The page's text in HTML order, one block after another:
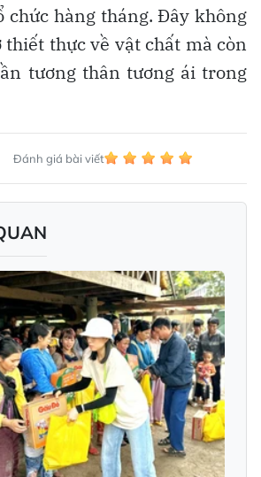
chức hàng tháng. Đây không
thực về vật chất mà còn
tương thân tương ái trong
Đánh giá bài viết